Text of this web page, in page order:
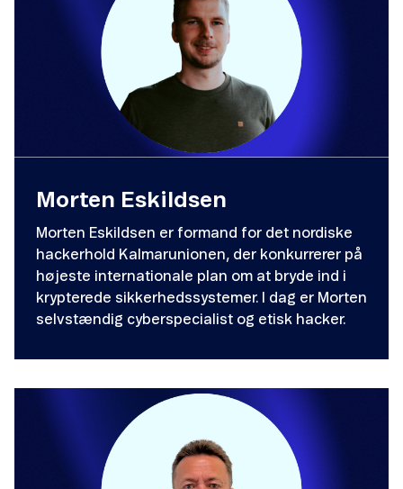
Morten Eskildsen
Morten Eskildsen er formand for det nordiske
hackerhold Kalmarunionen, der konkurrerer på
højeste internationale plan om at bryde ind i
krypterede sikkerhedssystemer. I dag er Morten
selvstændig cyberspecialist og etisk hacker.